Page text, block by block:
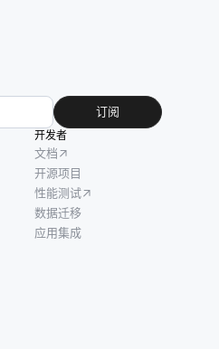
订阅
开发者
文档
开源项目
性能测试
数据迁移
应用集成